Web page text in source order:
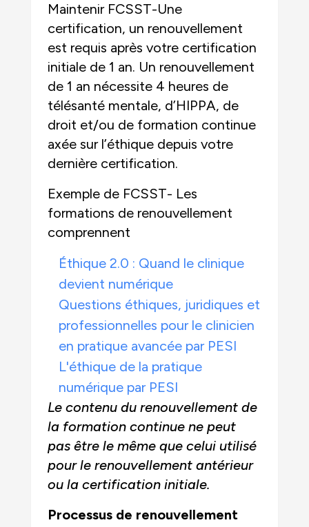
Maintenir FCSST-Une
certification, un renouvellement
est requis après votre certification
initiale de 1 an. Un renouvellement
de 1 an nécessite 4 heures de
télésanté mentale, d’HIPPA, de
droit et/ou de formation continue
axée sur l’éthique depuis votre
dernière certification.
Exemple de FCSST- Les
formations de renouvellement
comprennent
Éthique 2.0 : Quand le clinique
devient numérique
Questions éthiques, juridiques et
professionnelles pour le clinicien
en pratique avancée par PESI
L'éthique de la pratique
numérique par PESI
Le contenu du renouvellement de
la formation continue ne peut
pas être le même que celui utilisé
pour le renouvellement antérieur
ou la certification initiale.
Processus de renouvellement